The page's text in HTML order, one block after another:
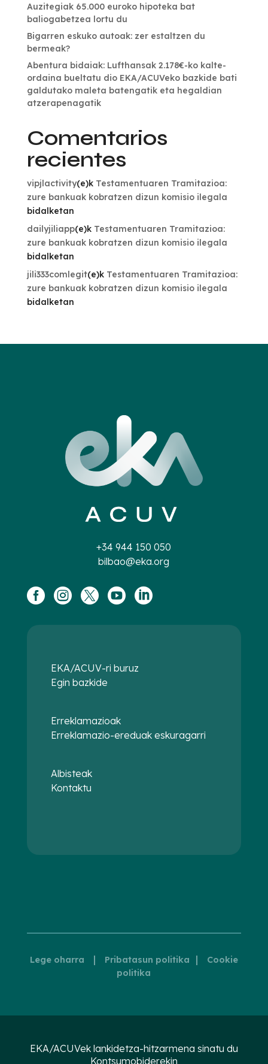
Auzitegiak 65.000 euroko hipoteka bat
baliogabetzea lortu du
Bigarren eskuko autoak: zer estaltzen du
bermeak?
Abentura bidaiak: Lufthansak 2.178€-ko kalte-
ordaina bueltatu dio EKA/ACUVeko bazkide bati
galdutako maleta batengatik eta hegaldian
atzerapenagatik
Comentarios
recientes
vipjlactivity(e)k Testamentuaren Tramitazioa:
zure bankuak kobratzen dizun komisio ilegala
bidalketan
dailyjiliapp(e)k Testamentuaren Tramitazioa:
zure bankuak kobratzen dizun komisio ilegala
bidalketan
jili333comlegit(e)k Testamentuaren Tramitazioa:
zure bankuak kobratzen dizun komisio ilegala
bidalketan
+34 944 150 050
bilbao@eka.org
    
EKA/ACUV-ri buruz
Egin bazkide
Erreklamazioak
Erreklamazio-ereduak eskuragarri
Albisteak
Kontaktu
Lege oharra | Pribatasun politika |
Cookie
politika
EKA/ACUVek lankidetza-hitzarmena sinatu du
Kontsumobiderekin